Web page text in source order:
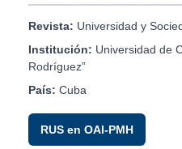
Revista: Universidad y
Institución: Universidad de
Rodríguez”
País: Cuba
RUS en OAI-PMH